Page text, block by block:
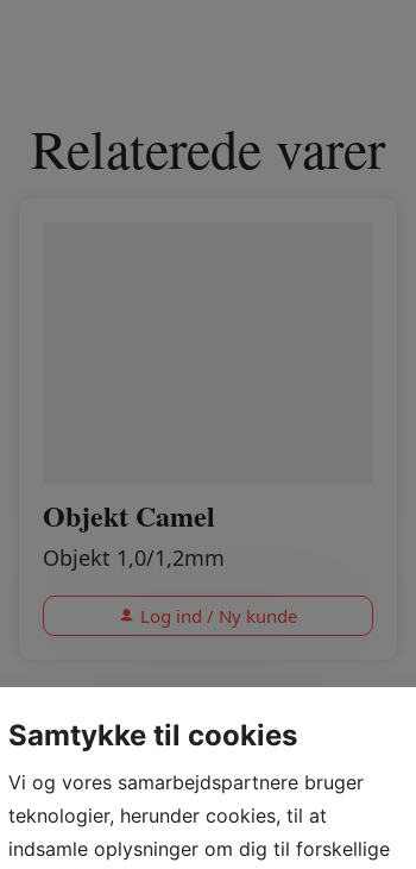
Relaterede varer
Objekt Camel
Objekt 1,0/1,2mm
Log ind / Ny kunde
Samtykke til cookies
Vi og vores samarbejdspartnere bruger
teknologier, herunder cookies, til at
indsamle oplysninger om dig til forskellige